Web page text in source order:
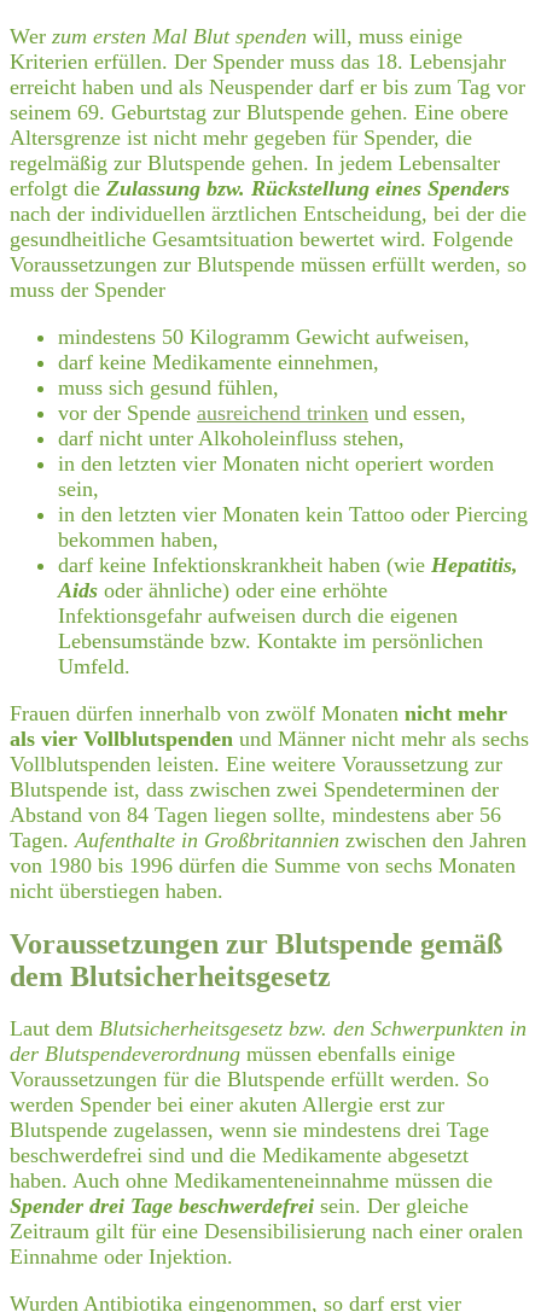
Wer zum ersten Mal Blut spenden will, muss einige
Kriterien erfüllen. Der Spender muss das 18. Lebensjahr
erreicht haben und als Neuspender darf er bis zum Tag vor
seinem 69. Geburtstag zur Blutspende gehen. Eine obere
Altersgrenze ist nicht mehr gegeben für Spender, die
regelmäßig zur Blutspende gehen. In jedem Lebensalter
erfolgt die Zulassung bzw. Rückstellung eines Spenders
nach der individuellen ärztlichen Entscheidung, bei der die
gesundheitliche Gesamtsituation bewertet wird. Folgende
Voraussetzungen zur Blutspende müssen erfüllt werden, so
muss der Spender
mindestens 50 Kilogramm Gewicht aufweisen,
darf keine Medikamente einnehmen,
muss sich gesund fühlen,
vor der Spende ausreichend trinken und essen,
darf nicht unter Alkoholeinfluss stehen,
in den letzten vier Monaten nicht operiert worden
sein,
in den letzten vier Monaten kein Tattoo oder Piercing
bekommen haben,
darf keine Infektionskrankheit haben (wie Hepatitis,
Aids oder ähnliche) oder eine erhöhte
Infektionsgefahr aufweisen durch die eigenen
Lebensumstände bzw. Kontakte im persönlichen
Umfeld.
Frauen dürfen innerhalb von zwölf Monaten nicht mehr
als vier Vollblutspenden und Männer nicht mehr als sechs
Vollblutspenden leisten. Eine weitere Voraussetzung zur
Blutspende ist, dass zwischen zwei Spendeterminen der
Abstand von 84 Tagen liegen sollte, mindestens aber 56
Tagen. Aufenthalte in Großbritannien zwischen den Jahren
von 1980 bis 1996 dürfen die Summe von sechs Monaten
nicht überstiegen haben.
Voraussetzungen zur Blutspende gemäß
dem Blutsicherheitsgesetz
Laut dem Blutsicherheitsgesetz bzw. den Schwerpunkten in
der Blutspendeverordnung müssen ebenfalls einige
Voraussetzungen für die Blutspende erfüllt werden. So
werden Spender bei einer akuten Allergie erst zur
Blutspende zugelassen, wenn sie mindestens drei Tage
beschwerdefrei sind und die Medikamente abgesetzt
haben. Auch ohne Medikamenteneinnahme müssen die
Spender drei Tage beschwerdefrei sein. Der gleiche
Zeitraum gilt für eine Desensibilisierung nach einer oralen
Einnahme oder Injektion.
Wurden Antibiotika eingenommen, so darf erst vier